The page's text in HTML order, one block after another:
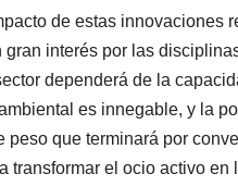
de estas innovaciones
gran interés por las
dependerá de la
es innegable, y la
peso que terminará por
transformar el ocio activo